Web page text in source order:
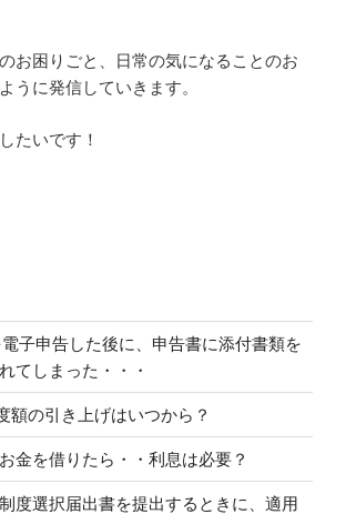
お困りごと、日常の気になることのお
うに発信していきます。
たいです！
子申告した後に、申告書に添付書類を
てしまった・・・
額の引き上げはいつから？
金を借りたら・・利息は必要？
度選択届出書を提出するときに、適用